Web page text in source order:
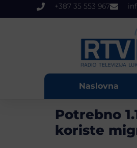
+387 35 553 967
Naslovna
Potrebno
koriste